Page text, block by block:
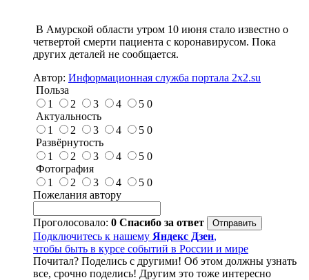
В Амурской области утром 10 июня стало известно о
четвертой смерти пациента с коронавирусом. Пока
других деталей не сообщается.
Автор: Информационная служба портала 2x2.su
Польза
1
2 3 4 5 0
Актуальность
1
2 3 4 5 0
Развёрнутость
1
2 3 4 5 0
Фотография
1
2 3 4 5 0
Пожелания автору
Проголосовало: 0 Спасибо за ответ
Подключитесь к нашему Яндекс Дзен,
чтобы быть в курсе событий в России и мире
Почитал? Поделись с другими! Об этом должны узнать
все, срочно поделись! Другим это тоже интересно